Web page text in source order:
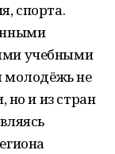
спорта.
учебными
молодёжь не
но и из стран